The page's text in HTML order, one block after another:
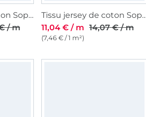
Tissu jersey de coton Sopo, noir
/ m
Tissu jersey de
11,04 € / m 14,07 € / m
(7,46 € / 1 m²)